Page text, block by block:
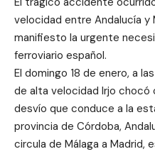
velocidad entre Andalucía y
manifiesto la urgente
ferroviario español.
El domingo 18 de enero, a
de alta velocidad Irjo chocó
desvío que conduce a la
provincia de Córdoba,
circula de Málaga a Madrid,